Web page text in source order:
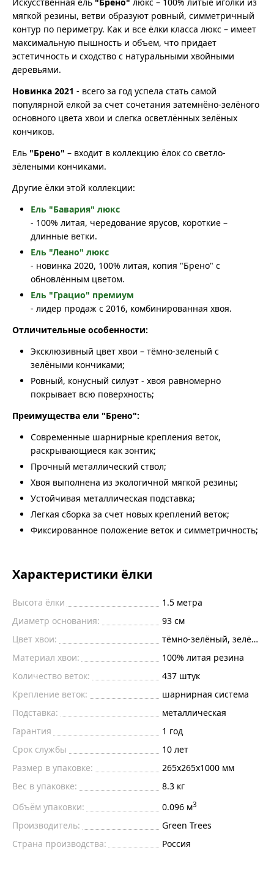
мягкой резины, ветви образуют ровный, симметричный
контур по периметру. Как и все ёлки класса люкс – имеет
максимальную пышность и объем, что придает
эстетичность и сходство с натуральными хвойными
деревьями.
Новинка 2021 - всего за год успела стать самой
популярной елкой за счет сочетания затемнёно-зелёного
основного цвета хвои и слегка осветлённых зелёных
кончиков.
Ель "Брено" – входит в коллекцию ёлок со светло-
зёлеными кончиками.
Другие ёлки этой коллекции:
Ель "Бавария" люкс
- 100% литая, чередование ярусов, короткие –
длинные ветки.
Ель "Леано" люкс
- новинка 2020, 100% литая, копия "Брено" с
обновлённым цветом.
Ель "Грацио" премиум
- лидер продаж с 2016, комбинированная хвоя.
Отличительные особенности:
Эксклюзивный цвет хвои – тёмно-зеленый с
зелёными кончиками;
Ровный, конусный силуэт - хвоя равномерно
покрывает всю поверхность;
Преимущества ели "Брено":
Современные шарнирные крепления веток,
раскрывающиеся как зонтик;
Прочный металлический ствол;
Хвоя выполнена из экологичной мягкой резины;
Устойчивая металлическая подставка;
Легкая сборка за счет новых креплений веток;
Фиксированное положение веток и симметричность;
Характеристики ёлки
Высота ёлки 1.5 метра
Диаметр основания:
93 см
Цвет хвои:
тёмно-зелёный, зелёные
Материал хвои:
100% литая резина
Количество веток:
437 штук
Крепление веток:
шарнирная система
Подставка:
металлическая
Гарантия
1 год
Срок службы
10 лет
Размер в упаковке:
265х265х1000 мм
Вес в упаковке:
8.3 кг
Объём упаковки:
0.096 м3
Производитель:
Green Trees
Страна производства:
Россия